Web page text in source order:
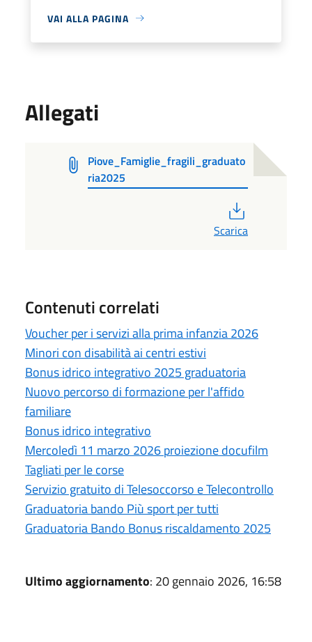
VAI ALLA PAGINA
Allegati
Piove_Famiglie_fragili_graduato
ria2025
Scarica
Contenuti correlati
Voucher per i servizi alla prima infanzia 2026
Minori con disabilità ai centri estivi
Bonus idrico integrativo 2025 graduatoria
Nuovo percorso di formazione per l'affido
familiare
Bonus idrico integrativo
Mercoledì 11 marzo 2026 proiezione docufilm
Tagliati per le corse
Servizio gratuito di Telesoccorso e Telecontrollo
Graduatoria bando Più sport per tutti
Graduatoria Bando Bonus riscaldamento 2025
Ultimo aggiornamento: 20 gennaio 2026, 16:58